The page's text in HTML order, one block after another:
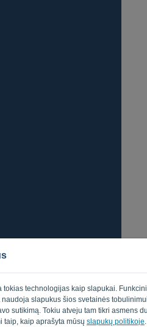
tokias technologijas kaip slapukai.
naudoja slapukus šios svetainės
sutikimą. Tokiu atveju tam tikri asmens
taip, kaip aprašyta mūsų slapukų politikoje